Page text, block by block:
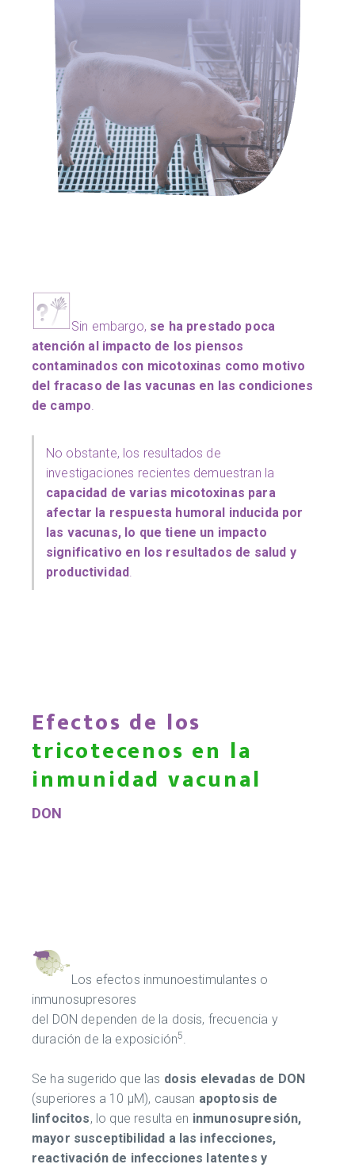
Sin embargo, se ha prestado poca
atención al impacto de los piensos
contaminados con micotoxinas como motivo
del fracaso de las vacunas en las condiciones
de campo
No obstante, los resultados de
investigaciones recientes demuestran la
capacidad de varias micotoxinas para
afectar la respuesta humoral inducida por
las vacunas, lo que tiene un impacto
significativo en los resultados de salud y
productividad
Efectos de los
tricotecenos en la
inmunidad vacunal
DON
Los efectos inmunoestimulantes o
inmunosupresores
del DON dependen de la dosis, frecuencia y
duración de la exposición5
Se ha sugerido que las dosis elevadas de DON
(superiores a 10 μM), causan apoptosis de
linfocitos, lo que resulta en inmunosupresión,
mayor susceptibilidad a las infecciones,
reactivación de infecciones latentes y